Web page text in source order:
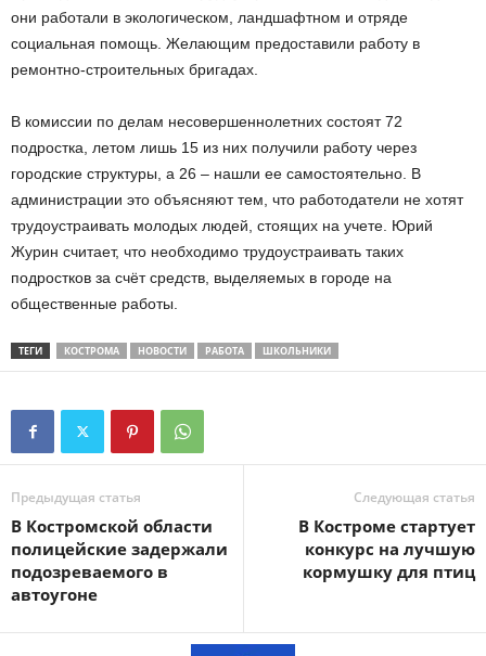
они работали в экологическом, ландшафтном и отряде
социальная помощь. Желающим предоставили работу в
ремонтно-строительных бригадах.
В комиссии по делам несовершеннолетних состоят 72
подростка, летом лишь 15 из них получили работу через
городские структуры, а 26 – нашли ее самостоятельно. В
администрации это объясняют тем, что работодатели не хотят
трудоустраивать молодых людей, стоящих на учете. Юрий
Журин считает, что необходимо трудоустраивать таких
подростков за счёт средств, выделяемых в городе на
общественные работы.
ТЕГИ КОСТРОМА НОВОСТИ РАБОТА ШКОЛЬНИКИ
Предыдущая статья
В Костромской области
полицейские задержали
подозреваемого в
автоугоне
Следующая статья
В Костроме стартует
конкурс на лучшую
кормушку для птиц